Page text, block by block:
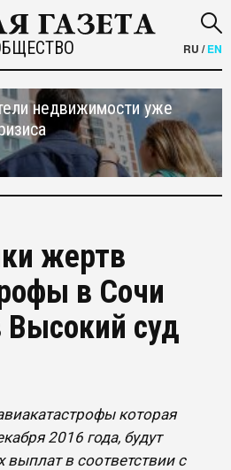
RU /EN
недвижимости уже
жертв
в Сочи
Высокий суд
которая
2016 года, будут
выплат в соответствии с